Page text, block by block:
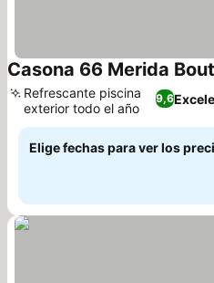
Casona 66 Merida
9,6
Refrescante piscina
exterior todo el año
Elige fechas para ver los